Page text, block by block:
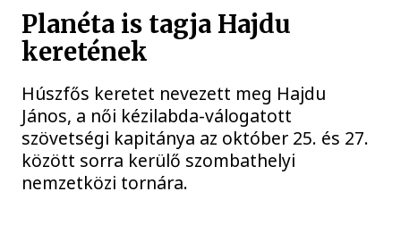
Planéta is tagja Hajdu
keretének
Húszfős keretet nevezett meg Hajdu
János, a női kézilabda-válogatott
szövetségi kapitánya az október 25. és 27.
között sorra kerülő szombathelyi
nemzetközi tornára.